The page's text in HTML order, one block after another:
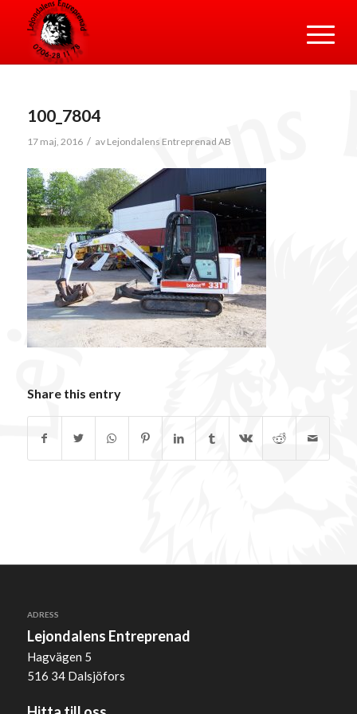
100_7804
17 maj, 2016 / av Lejondalens Entreprenad AB
Share this entry
ADRESS
Lejondalens Entreprenad
Hagvägen 5
516 34 Dalsjöfors